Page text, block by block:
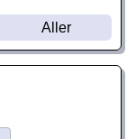
Aller